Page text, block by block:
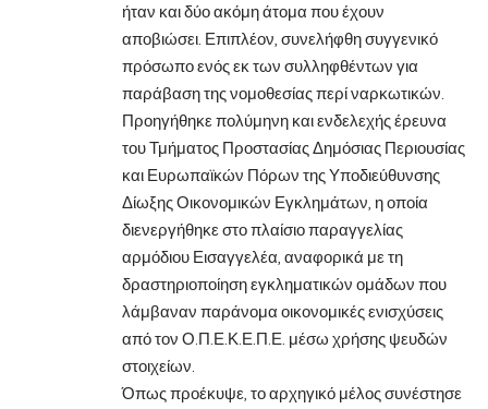
ήταν και δύο ακόμη άτομα που έχουν
αποβιώσει. Επιπλέον, συνελήφθη συγγενικό
πρόσωπο ενός εκ των συλληφθέντων για
παράβαση της νομοθεσίας περί ναρκωτικών.
Προηγήθηκε πολύμηνη και ενδελεχής έρευνα
του Τμήματος Προστασίας Δημόσιας Περιουσίας
και Ευρωπαϊκών Πόρων της Υποδιεύθυνσης
Δίωξης Οικονομικών Εγκλημάτων, η οποία
διενεργήθηκε στο πλαίσιο παραγγελίας
αρμόδιου Εισαγγελέα, αναφορικά με τη
δραστηριοποίηση εγκληματικών ομάδων που
λάμβαναν παράνομα οικονομικές ενισχύσεις
από τον Ο.Π.Ε.Κ.Ε.Π.Ε. μέσω χρήσης ψευδών
στοιχείων.
Όπως προέκυψε, το αρχηγικό μέλος συνέστησε